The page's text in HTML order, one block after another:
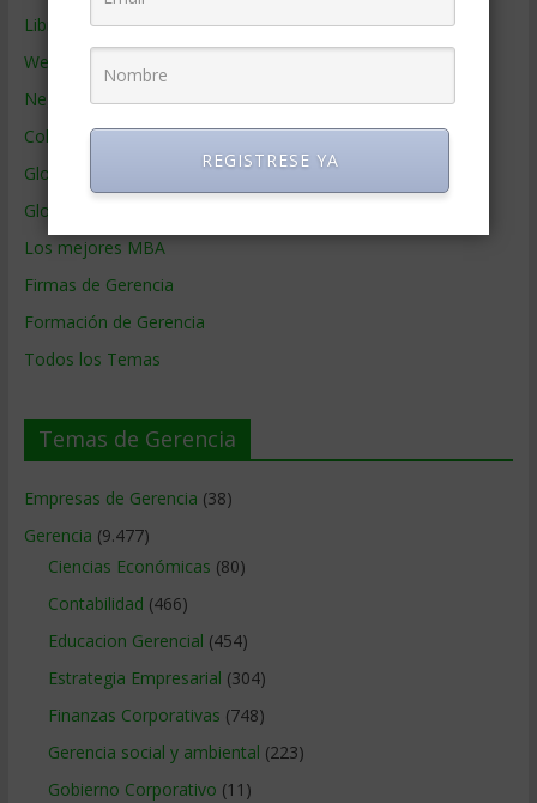
Libros de Gerencia
Webs de Gerencia
Negocios por País
Colaboradores de Gerencia
Glosario
Glosario Inglés – Español
Los mejores MBA
Firmas de Gerencia
Formación de Gerencia
Todos los Temas
Temas de Gerencia
Empresas de Gerencia (38)
Gerencia (9.477)
Ciencias Económicas (80)
Contabilidad (466)
Educacion Gerencial (454)
Estrategia Empresarial (304)
Finanzas Corporativas (748)
Gerencia social y ambiental (223)
Gobierno Corporativo (11)
REGISTRESE YA